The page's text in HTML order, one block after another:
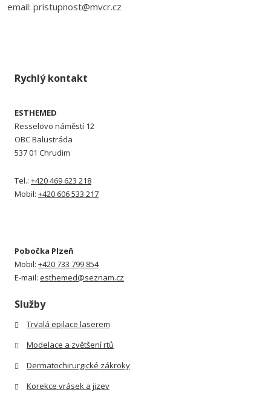
email: pristupnost@mvcr.cz
Rychlý kontakt
ESTHEMED
Resselovo náměstí 12
OBC Balustráda
537 01 Chrudim
Tel.: +420 469 623 218
Mobil: +420 606 533 217
Pobočka Plzeň
Mobil: +420 733 799 854
E-mail: esthemed@seznam.cz
Služby
Trvalá epilace laserem
Modelace a zvětšení rtů
Dermatochirurgické zákroky
Korekce vrásek a jizev